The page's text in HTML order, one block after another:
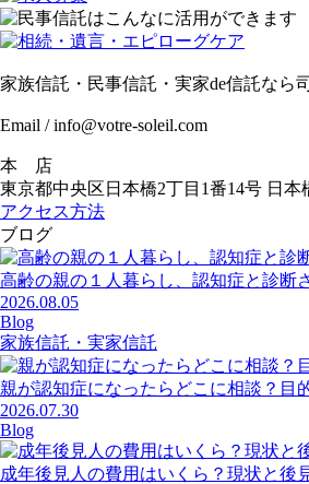
家族信託・民事信託・実家de信託なら
Email / info@votre-soleil.com
本 店
東京都中央区日本橋2丁目1番14号 日
アクセス方法
ブログ
高齢の親の１人暮らし、認知症と診断
2026.08.05
Blog
家族信託・実家信託
親が認知症になったらどこに相談？目
2026.07.30
Blog
成年後見人の費用はいくら？現状と後